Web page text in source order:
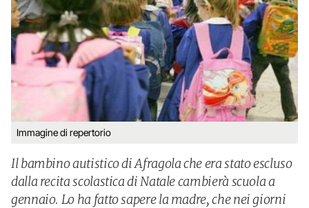
Immagine di repertorio
Il bambino autistico di Afragola che era stato escluso
dalla recita scolastica di Natale cambierà scuola a
gennaio. Lo ha fatto sapere la madre, che nei giorni